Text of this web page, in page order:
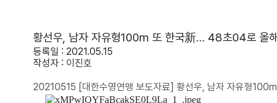
황선우, 남자 자유형100m 또 한국新… 48초04로 올
등록일 : 2021.05.15
작성자 : 이진호
20210515 [대한수영연맹 보도자료] 황선우, 남자 자유형